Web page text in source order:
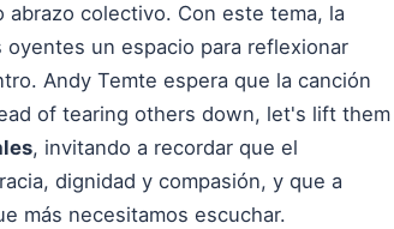
colectivo. Con este tema, la
un espacio para reflexionar
Andy Temte espera que la canción
of tearing others down, let's lift them
, invitando a recordar que el
dignidad y compasión, y que a
más necesitamos escuchar.